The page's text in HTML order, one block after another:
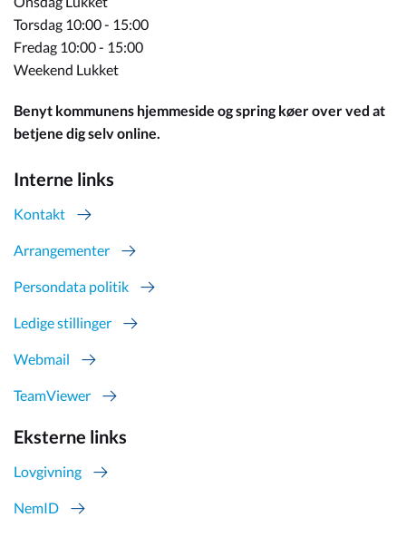
Torsdag 10:00 - 15:00
Fredag 10:00 - 15:00
Weekend Lukket
Benyt kommunens hjemmeside og spring køer over ved at
betjene dig selv online.
Interne links
Kontakt
Arrangementer
Persondata politik
Ledige stillinger
Webmail
TeamViewer
Eksterne links
Lovgivning
NemID